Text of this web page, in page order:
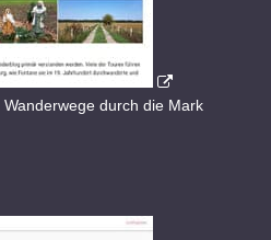
durch die Mark